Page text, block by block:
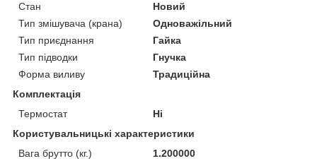
Стан
Новий
Тип змішувача (крана)
Одноважільний
Тип приєднання
Гайка
Тип підводки
Гнучка
Форма виливу
Традиційна
Комплектація
Термостат
Ні
Користувальницькі характеристики
Вага брутто (кг.)
1.200000